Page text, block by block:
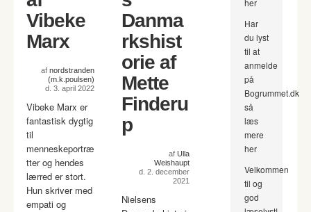
Vibeke
Marx
af nordstranden
(m.k.poulsen)
d. 3. april 2022
Vibeke Marx er
fantastisk dygtig
til
menneskeportræ
tter og hendes
lærred er stort.
Hun skriver med
empati og
Danma
rkshist
orie af
Mette
Finderu
p
af Ulla
Weishaupt
d. 2. december
2021
Nielsens
her
Har
du lyst
til at
anmelde
på
Bogrummet.dk
så
læs
mere
her
Velkommen
til og
god